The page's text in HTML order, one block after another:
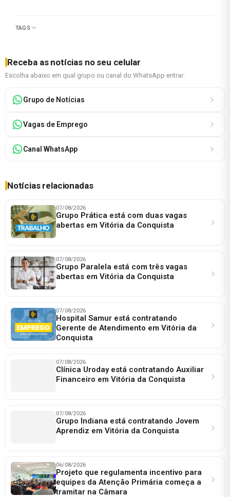
TAGS
Receba as notícias no seu celular
Escolha abaixo em qual grupo ou canal do WhatsApp entrar:
Grupo de Notícias
Vagas de Emprego
Canal WhatsApp
Notícias relacionadas
07/08/2026
Grupo Prática está com duas vagas
abertas em Vitória da Conquista
07/08/2026
Grupo Paralela está com três vagas
abertas em Vitória da Conquista
07/08/2026
Hospital Samur está contratando
Gerente de Atendimento em Vitória da
Conquista
07/08/2026
Clínica Uroday está contratando Auxiliar
Financeiro em Vitória da Conquista
07/08/2026
Grupo Indiana está contratando Jovem
Aprendiz em Vitória da Conquista
06/08/2026
Projeto que regulamenta incentivo para
equipes da Atenção Primária começa a
tramitar na Câmara